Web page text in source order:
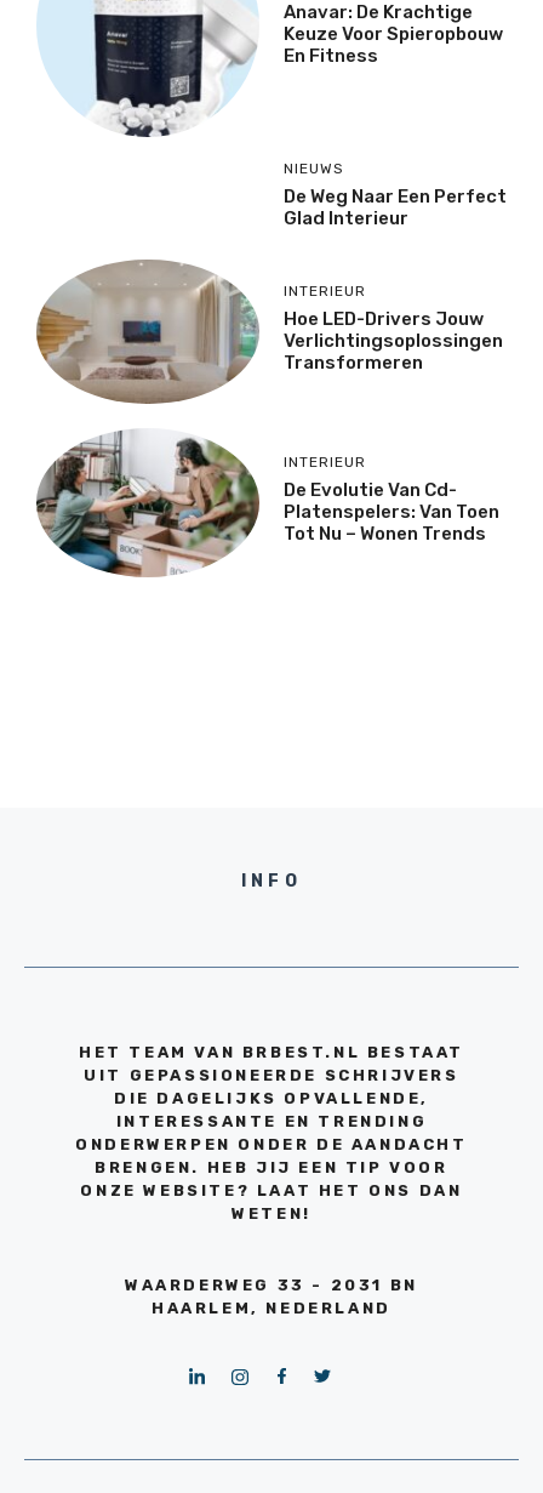
Anavar: De Krachtige
Keuze Voor Spieropbouw
En Fitness
NIEUWS
De Weg Naar Een Perfect
Glad Interieur
INTERIEUR
Hoe LED-Drivers Jouw
Verlichtingsoplossingen
Transformeren
INTERIEUR
De Evolutie Van Cd-
Platenspelers: Van Toen
Tot Nu – Wonen Trends
INFO
HET TEAM VAN BRBEST.NL BESTAAT
UIT GEPASSIONEERDE SCHRIJVERS
DIE DAGELIJKS OPVALLENDE,
INTERESSANTE EN TRENDING
ONDERWERPEN ONDER DE AANDACHT
BRENGEN. HEB JIJ EEN TIP VOOR
ONZE WEBSITE? LAAT HET ONS DAN
WETEN!
WAARDERWEG 33 - 2031 BN
HAARLEM, NEDERLAND